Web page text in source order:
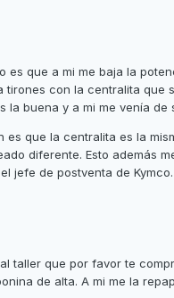
es que a mi me baja la
tirones con la centralita que
la buena y a mi me venía de
es que la centralita es la
diferente. Esto además
jefe de postventa de
taller que por favor te
de alta. A mi me la